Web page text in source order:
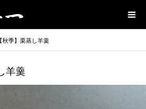
【秋季】栗蒸し羊羹
羊羹